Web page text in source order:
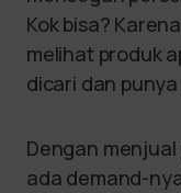
Kok bisa?
melihat produk
dicari dan
Dengan
ada demand-